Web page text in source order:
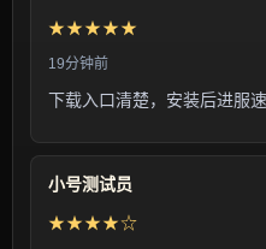
★★★★★
19分钟前
下载入口清楚，安装后进服
小号测试员
★★★★☆